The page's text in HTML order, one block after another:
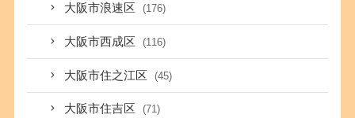
大阪市浪速区 (176)
大阪市西成区 (116)
大阪市住之江区 (45)
大阪市住吉区 (71)